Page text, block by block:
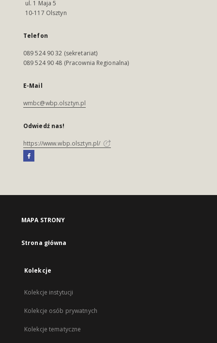
ul. 1 Maja 5
10-117 Olsztyn
Telefon
089 524 90 32 (sekretariat)
089 524 90 48 (Pracownia Regionalna)
E-Mail
wmbc@wbp.olsztyn.pl
Odwiedź nas!
https://www.wbp.olsztyn.pl/
MAPA STRONY
Strona główna
Kolekcje
Kolekcje instytucji
Kolekcje osób prywatnych
Kolekcje tematyczne